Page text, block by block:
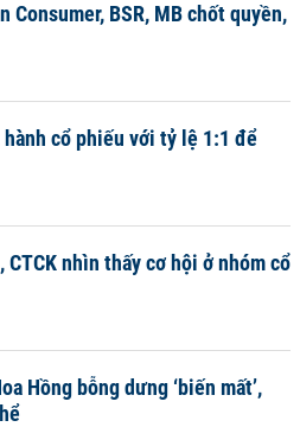
BSR, MB chốt quyền,
cổ phiếu với tỷ lệ 1:1 để
nhìn thấy cơ hội ở nhóm cổ
Hồng bỗng dưng ‘biến mất’,